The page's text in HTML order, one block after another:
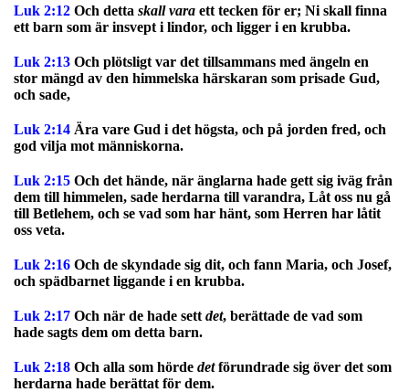
Luk 2:12 Och detta skall vara ett tecken för er; Ni skall finna
ett barn som är insvept i lindor, och ligger i en krubba.
Luk 2:13 Och plötsligt var det tillsammans med ängeln en
stor mängd av den himmelska härskaran som prisade Gud,
och sade,
Luk 2:14 Ära vare Gud i det högsta, och på jorden fred, och
god vilja mot människorna.
Luk 2:15 Och det hände, när änglarna hade gett sig iväg från
dem till himmelen, sade herdarna till varandra, Låt oss nu gå
till Betlehem, och se vad som har hänt, som Herren har låtit
oss veta.
Luk 2:16 Och de skyndade sig dit, och fann Maria, och Josef,
och spädbarnet liggande i en krubba.
Luk 2:17 Och när de hade sett det, berättade de vad som
hade sagts dem om detta barn.
Luk 2:18 Och alla som hörde detförundrade sig över det som
herdarna hade berättat för dem.